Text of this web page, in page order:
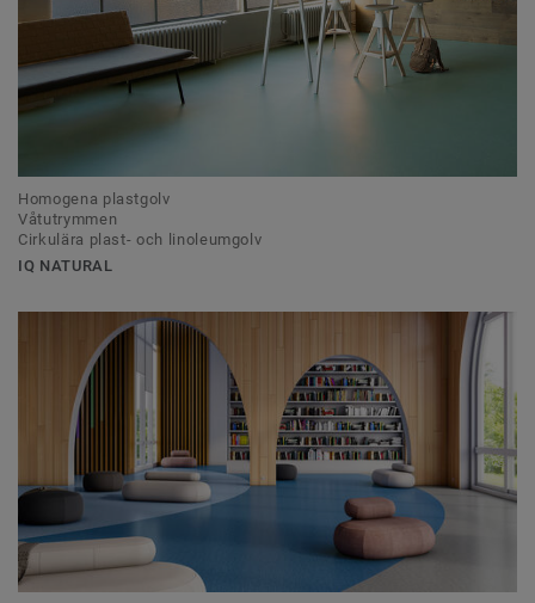
Homogena plastgolv
Våtutrymmen
Cirkulära plast- och linoleumgolv
IQ NATURAL